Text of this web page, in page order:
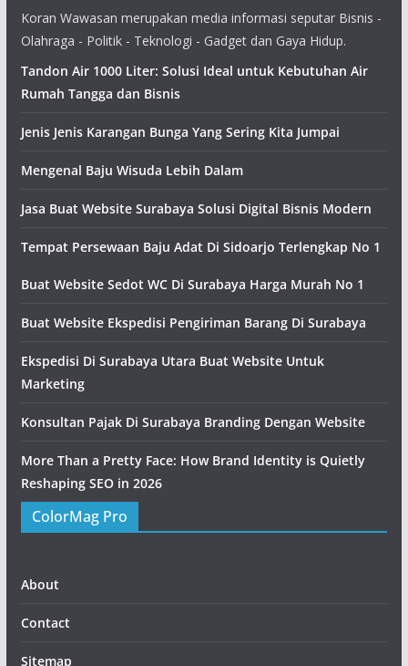
Koran Wawasan merupakan media informasi seputar Bisnis -
Olahraga - Politik - Teknologi - Gadget dan Gaya Hidup.
Tandon Air 1000 Liter: Solusi Ideal untuk Kebutuhan Air
Rumah Tangga dan Bisnis
Jenis Jenis Karangan Bunga Yang Sering Kita Jumpai
Mengenal Baju Wisuda Lebih Dalam
Jasa Buat Website Surabaya Solusi Digital Bisnis Modern
Tempat Persewaan Baju Adat Di Sidoarjo Terlengkap No 1
Buat Website Sedot WC Di Surabaya Harga Murah No 1
Buat Website Ekspedisi Pengiriman Barang Di Surabaya
Ekspedisi Di Surabaya Utara Buat Website Untuk
Marketing
Konsultan Pajak Di Surabaya Branding Dengan Website
More Than a Pretty Face: How Brand Identity is Quietly
Reshaping SEO in 2026
ColorMag Pro
About
Contact
Sitemap